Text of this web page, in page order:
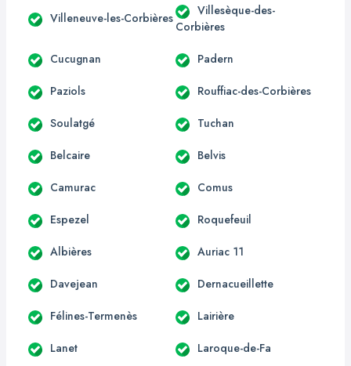
Villeneuve-les-Corbières
Villesèque-des-
Corbières
Cucugnan Padern
Paziols Rouffiac-des-Corbières
Soulatgé Tuchan
Belcaire Belvis
Camurac Comus
Espezel Roquefeuil
Albières Auriac 11
Davejean Dernacueillette
Félines-Termenès Lairière
Lanet Laroque-de-Fa